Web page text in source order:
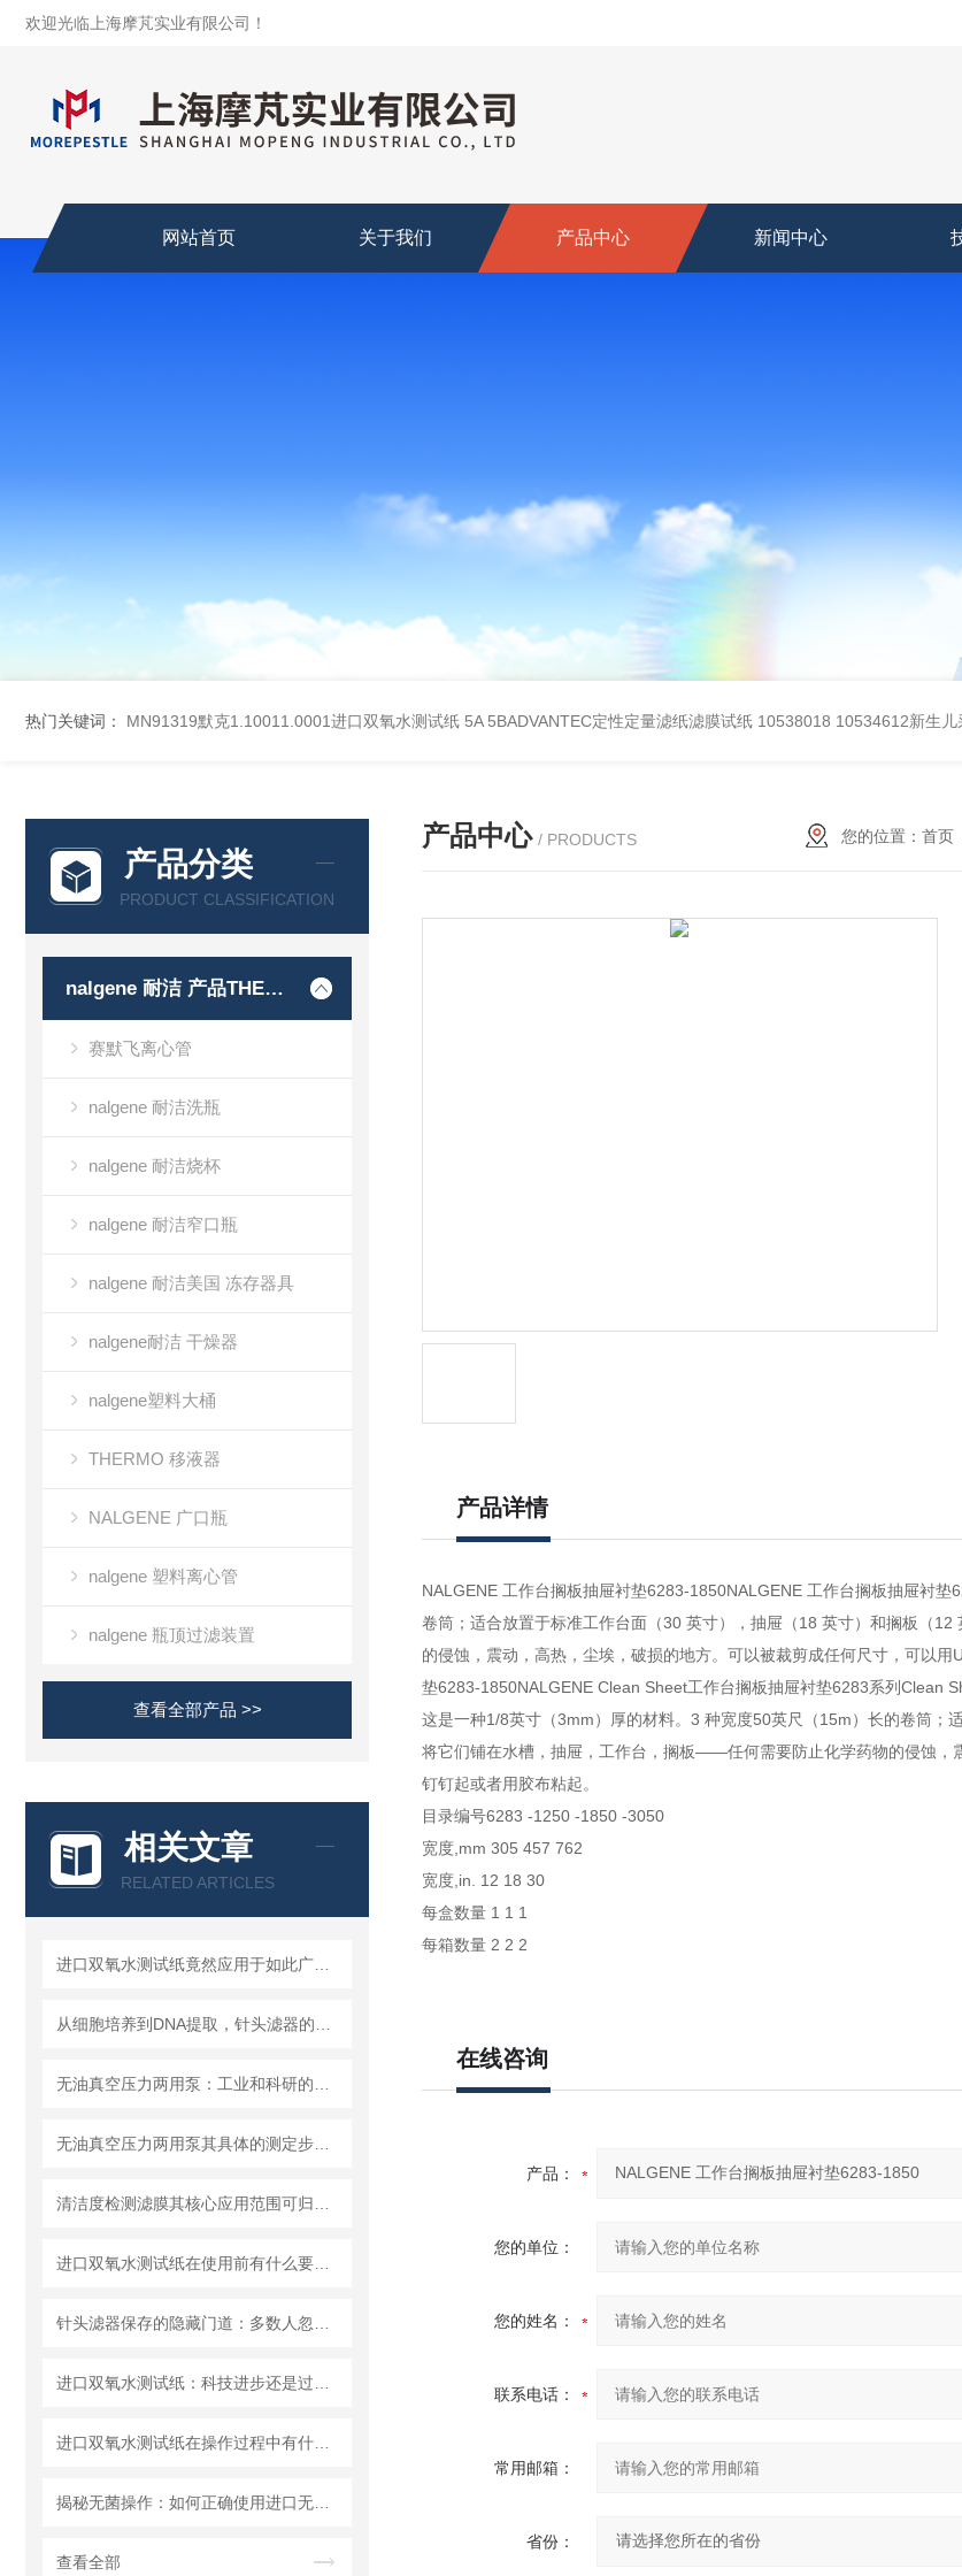
欢迎光临上海摩芃实业有限公司！
网站首页 关于我们 产品中心 新闻中心
热门关键词： MN91319默克1.10011.0001进口双氧水测试纸 5A 5BADVANTEC定性定量滤纸滤膜试纸 10538018 10534612新生儿采
产品分类
PRODUCT CLASSIFICATION
nalgene 耐洁 产品THERMO 赛默飞
赛默飞离心管
nalgene 耐洁洗瓶
nalgene 耐洁烧杯
nalgene 耐洁窄口瓶
nalgene 耐洁美国 冻存器具
nalgene耐洁 干燥器
nalgene塑料大桶
THERMO 移液器
NALGENE 广口瓶
nalgene 塑料离心管
nalgene 瓶顶过滤装置
查看全部产品 >>
相关文章
RELATED ARTICLES
查看全部
产品中心 / PRODUCTS 您的位置： 首页
产品详情
NALGENE 工作台搁板抽屉衬垫6283-1850NALGENE 工作台搁板抽屉衬
卷筒；适合放置于标准工作台面（30 英寸），抽屉（18 英寸）和搁板（
的侵蚀，震动，高热，尘埃，破损的地方。可以被裁剪成任何尺寸，可以
垫6283-1850NALGENE Clean Sheet工作台搁板抽屉衬垫6283系列Clean
这是一种1/8英寸（3mm）厚的材料。3 种宽度50英尺（15m）长的卷筒；
将它们铺在水槽，抽屉，工作台，搁板——任何需要防止化学药物的侵蚀，
钉钉起或者用胶布粘起。
目录编号6283 -1250 -1850 -3050
宽度,mm 305 457 762
宽度,in. 12 18 30
每盒数量 1 1 1
每箱数量 2 2 2
在线咨询
产品：
您的单位：
您的姓名：
联系电话：
常用邮箱：
省份：